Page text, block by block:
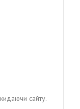
сайту.